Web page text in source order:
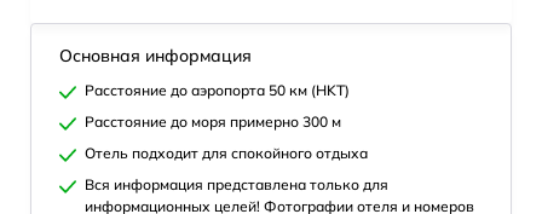
Основная информация
Расстояние до аэропорта 50 км (HKT)
Расстояние до моря примерно 300 м
Отель подходит для спокойного отдыха
Вся информация представлена только для
информационных целей! Фотографии отеля и номеров